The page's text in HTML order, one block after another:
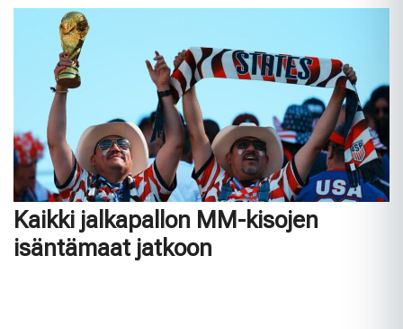
Kaikki jalkapallon MM-kisojen
isäntämaat jatkoon